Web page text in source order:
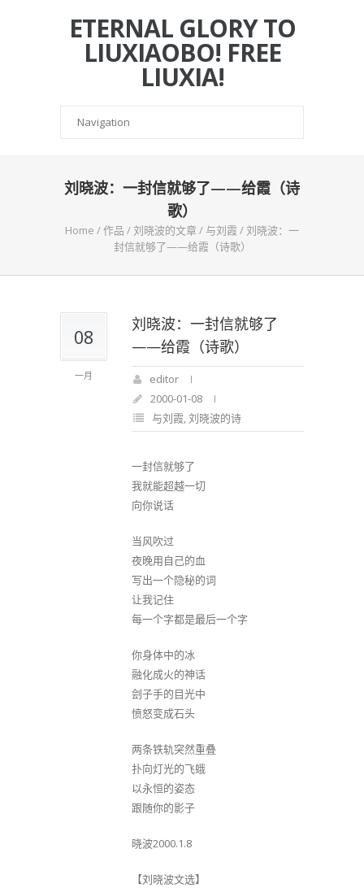
ETERNAL GLORY TO
LIUXIAOBO! FREE
LIUXIA!
刘晓波：一封信就够了——给霞（诗
歌）
Home /作品 /刘晓波的文章/ 与刘霞 /刘晓波：一
封信就够了——给霞（诗歌）
08
一月
刘晓波：一封信就够了
——给霞（诗歌）
editor
2000-01-08
与刘霞,刘晓波的诗
一封信就够了
我就能超越一切
向你说话
当风吹过
夜晚用自己的血
写出一个隐秘的词
让我记住
每一个字都是最后一个字
你身体中的冰
融化成火的神话
刽子手的目光中
愤怒变成石头
两条铁轨突然重叠
扑向灯光的飞蛾
以永恒的姿态
跟随你的影子
晓波2000.1.8
【刘晓波文选】